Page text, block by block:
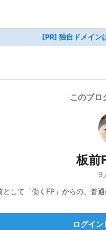
[PR] 独自ドメイン
このブロ
板前
9
として「働くFP」からの、普
ログイ